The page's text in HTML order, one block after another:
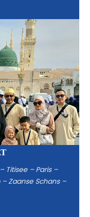
Titisee – Paris –
Zaanse Schans –